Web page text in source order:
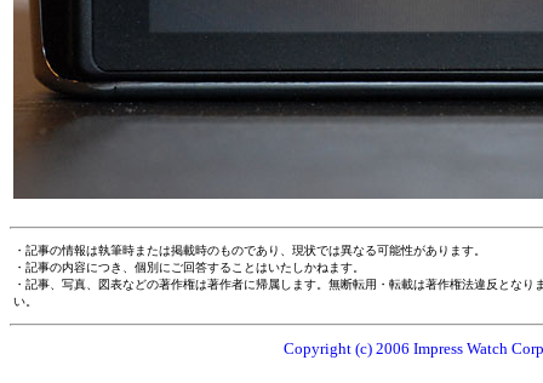
・記事の情報は執筆時または掲載時のものであり、現状では異なる可能性があります。
・記事の内容につき、個別にご回答することはいたしかねます。
・記事、写真、図表などの著作権は著作者に帰属します。無断転用・転載は著作権法違反とな
い。
Copyright (c) 2006 Impress Watch